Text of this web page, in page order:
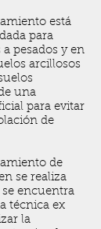
está
para
pesados y en
arcillosos
una
para evitar
de
de
se realiza
encuentra
técnica ex
la